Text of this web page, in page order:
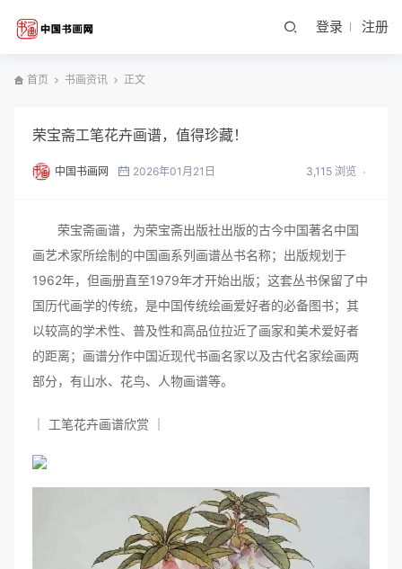
登录 注册
首页 书画资讯 正文
荣宝斋工笔花卉画谱，值得珍藏！
中国书画网 2026年01月21日 3,115 浏览
荣宝斋画谱，为荣宝斋出版社出版的古今中国著名中国
画艺术家所绘制的中国画系列画谱丛书名称；出版规划于
1962年，但画册直至1979年才开始出版；这套丛书保留了中
国历代画学的传统，是中国传统绘画爱好者的必备图书；其
以较高的学术性、普及性和高品位拉近了画家和美术爱好者
的距离；画谱分作中国近现代书画名家以及古代名家绘画两
部分，有山水、花鸟、人物画谱等。
｜ 工笔花卉画谱欣赏 ｜